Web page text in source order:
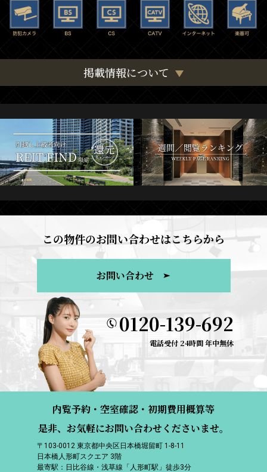
掲載情報について
この物件のお問い合わせはこちらから
お問い合わせ
0120-139-692
電話受付 24時間 年中無休
内覧予約・空室確認・初期費用概算等
是非、お気軽にお問い合わせくださいませ。
〒103-0012 東京都中央区日本橋堀留町 1-8-11
日本橋人形町スクエア 3階
最寄駅：日比谷線・浅草線「人形町駅」徒歩3分